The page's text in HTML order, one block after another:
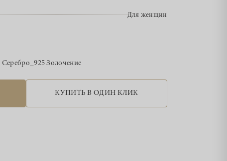
Для женщин
Серебро_925 Золочение
КУПИТЬ В ОДИН КЛИК